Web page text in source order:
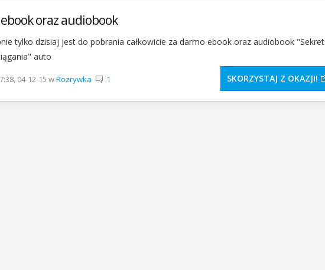
oraz audiobook
tylko dzisiaj jest do pobrania całkowicie za darmo ebook oraz audiobook "Sekret
auto
04-12-15 wRozrywka 1 SKORZYSTAJ Z OKAZJI